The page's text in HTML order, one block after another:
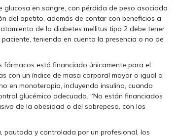
en sangre, con pérdida de peso asociada
del apetito, además de contar con beneficios a
de la diabetes mellitus tipo 2 debe tener
teniendo en cuenta la presencia o no de
fármacos está financiado únicamente para el
con un índice de masa corporal mayor o igual a
en monoterapia, incluyendo insulina, cuando
glucémico adecuado. “No están financiados
de la obesidad o del sobrepeso, con los
pautada y controlada por un profesional, los